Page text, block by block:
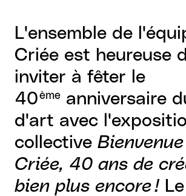
L'ensemble de
Criée est heureuse
inviter à fêter le
40ème anniversaire
d'art avec
collective
Criée, 40 ans de
bien plus encore ! Le